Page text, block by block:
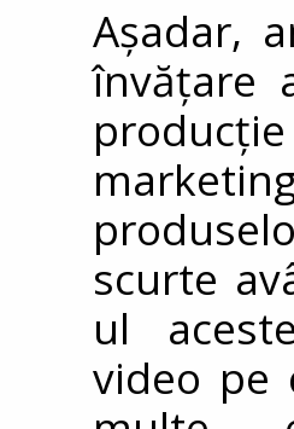
Așadar,
învățare
scurte
ul
video pe